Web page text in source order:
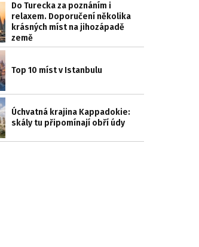
Do Turecka za poznáním i
relaxem. Doporučení několika
krásných míst na jihozápadě
země
Top 10 míst v Istanbulu
Úchvatná krajina Kappadokie:
skály tu připomínají obří údy